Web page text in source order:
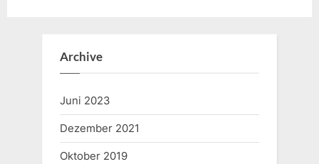
Archive
Juni 2023
Dezember 2021
Oktober 2019